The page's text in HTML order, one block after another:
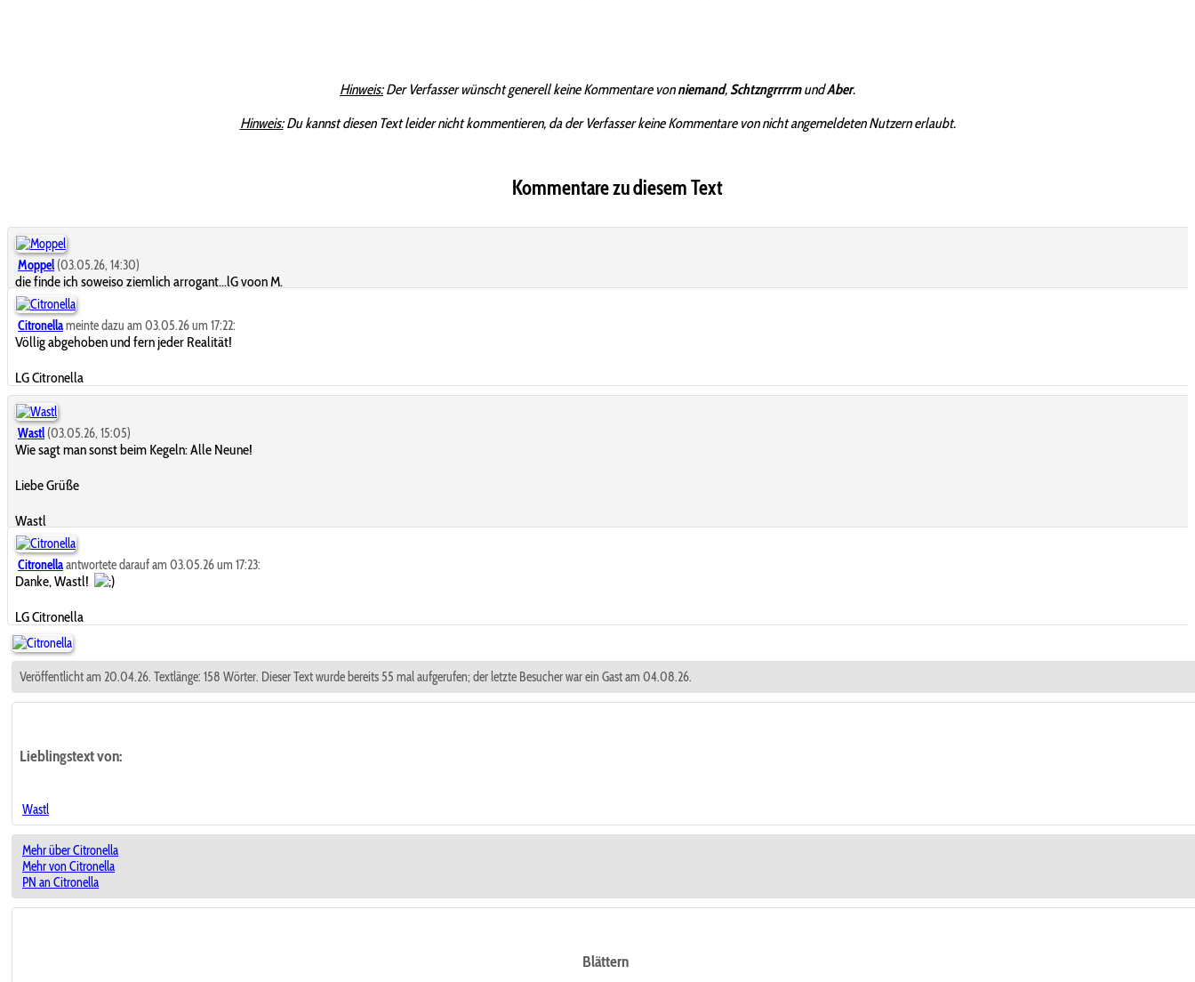
Hinweis:Der Verfasser wünscht generell keine Kommentare vonniemand, SchtzngrrrrmundAber.
Hinweis:Du kannst diesen Text leider nicht kommentieren, da der Verfasser keine Kommentare von nicht angemeldeten Nutzern erlaubt.
Kommentare zu diesem Text
Moppel (03.05.26, 14:30)
die finde ich soweiso ziemlich arrogant...lG voon M.
Citronellameinte dazu am 03.05.26 um 17:22:
Völlig abgehoben und fern jeder Realität!
LG Citronella
Wastl (03.05.26, 15:05)
Wie sagt man sonst beim Kegeln: Alle Neune!
Liebe Grüße
Wastl
Citronellaantwortete darauf am 03.05.26 um 17:23:
Danke, Wastl!
LG Citronella
Veröffentlicht am 20.04.26. Textlänge: 158 Wörter. Dieser Text wurde bereits 55 mal aufgerufen; der letzte Besucher war ein Gast am 04.08.26.
Lieblingstextvon:
Wastl
Mehr über Citronella
Mehr von Citronella
PN an Citronella
Blättern